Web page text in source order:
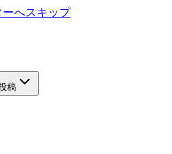
ーへスキップ
稿